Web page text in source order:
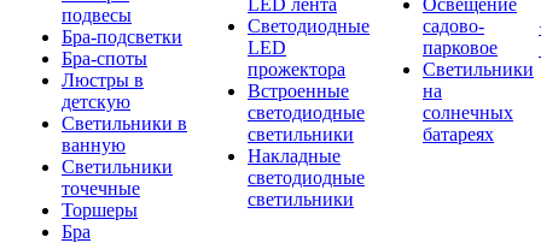
подвесы
Бра-подсветки
Бра-споты
Люстры в
детскую
Светильники в
ванную
Светильники
точечные
Торшеры
Бра
LED лента
Светодиодные
LED
прожектора
Встроенные
светодиодные
светильники
Накладные
светодиодные
светильники
Освещение
садово-
парковое
Светильники
на
солнечных
батареях